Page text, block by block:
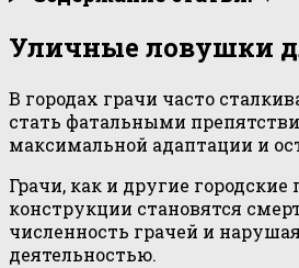
Уличные ловушки
В городах грачи часто
стать фатальными
максимальной адаптации и
Грачи, как и другие
конструкции становятся
численность грачей и
деятельностью.